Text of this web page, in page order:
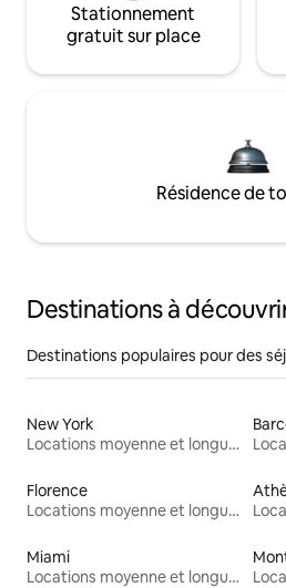
Stationnement
gratuit sur place
Résidence de
Destinations à
Destinations populaires pour des
New York
Locations moyenne et longue durée
Florence
Locations moyenne et longue durée
Miami
Locations moyenne et longue durée